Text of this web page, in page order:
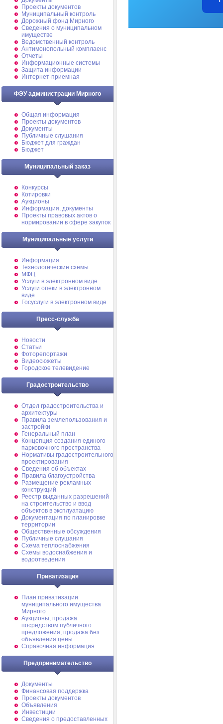
Проекты документов
Муниципальный контроль
Дорожный фонд Мирного
Cведения о муниципальном
имуществе
Ведомственный контроль
Антимонопольный комплаенс
Отчеты
Информационные системы
Защита информации
Интернет-приемная
ФЭУ администрации Мирного
Общая информация
Проекты документов
Документы
Публичные слушания
Бюджет для граждан
Бюджет
Муниципальный заказ
Конкурсы
Котировки
Аукционы
Информация, документы
Проекты правовых актов о
нормировании в сфере закупок
Муниципальные услуги
Информация
Технологические схемы
МФЦ
Услуги в электронном виде
Услуги опеки в электронном
виде
Госуслуги в электронном виде
Пресс-служба
Новости
Статьи
Фоторепортажи
Видеосюжеты
Городское телевидение
Градостроительство
Отдел градостроительства и
архитектуры
Правила землепользования и
застройки
Генеральный план
Концепция создания единого
парковочного пространства
Нормативы градостроительного
проектирования
Сведения об объектах
Правила благоустройства
Размещение рекламных
конструкций
Реестр выданных разрешений
на строительство и ввод
объектов в эксплуатацию
Документация по планировке
территории
Общественные обсуждения
Публичные слушания
Схема теплоснабжения
Схемы водоснабжения и
водоотведения
Приватизация
План приватизации
муниципального имущества
Мирного
Аукционы, продажа
посредством публичного
предложения, продажа без
объявления цены
Справочная информация
Предпринимательство
Документы
Финансовая поддержка
Проекты документов
Объявления
Инвестиции
Сведения о предоставленных